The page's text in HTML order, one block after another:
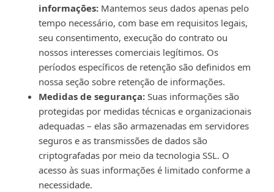
informações:Mantemos seus dados apenas pelo
tempo necessário, com base em requisitos legais,
seu consentimento, execução do contrato ou
nossos interesses comerciais legítimos. Os
períodos específicos de retenção são definidos em
nossa seção sobre retenção de informações.
Medidas de segurança:Suas informações são
protegidas por medidas técnicas e organizacionais
adequadas – elas são armazenadas em servidores
seguros e as transmissões de dados são
criptografadas por meio da tecnologia SSL. O
acesso às suas informações é limitado conforme a
necessidade.